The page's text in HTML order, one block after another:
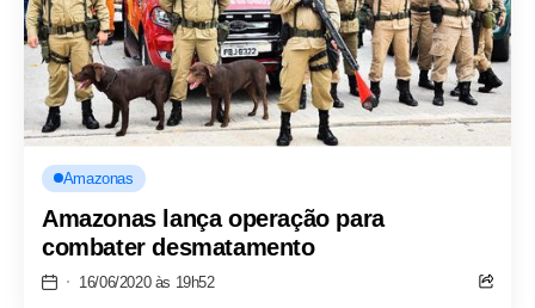
Amazonas
Amazonas lança operação para
combater desmatamento
16/06/2020 às 19h52